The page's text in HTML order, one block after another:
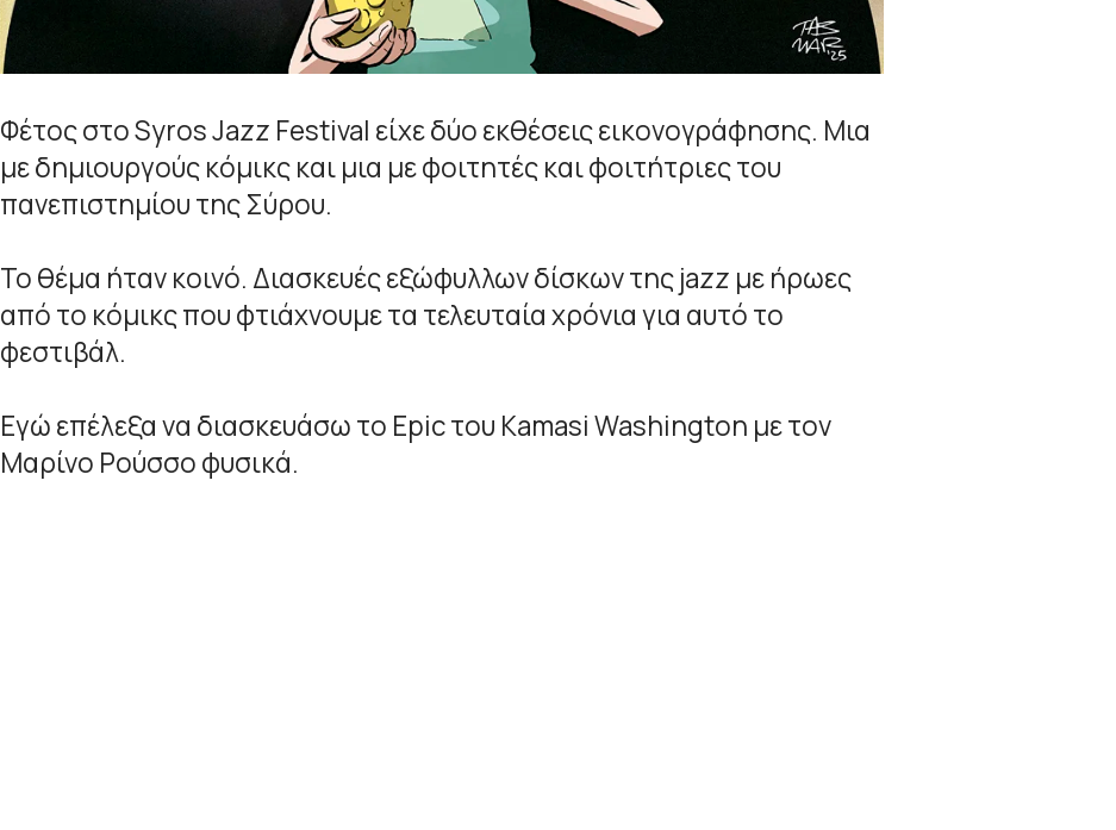
Φέτος στο Syros Jazz Festival είχε δύο εκθέσεις εικονογράφησης. Μια
με δημιουργούς κόμικς και μια με φοιτητές και φοιτήτριες του
πανεπιστημίου της Σύρου.
Το θέμα ήταν κοινό. Διασκευές εξώφυλλων δίσκων της jazz με ήρωες
από το κόμικς που φτιάχνουμε τα τελευταία χρόνια για αυτό το
φεστιβάλ.
Εγώ επέλεξα να διασκευάσω το Epic του Kamasi Washington με τον
Μαρίνο Ρούσσο φυσικά.